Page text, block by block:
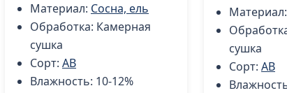
Материал: Сосна, ель
Обработка: Камерная
сушка
Сорт: AB
Влажность: 10-12%
Материал:
сушка
Сорт: AB